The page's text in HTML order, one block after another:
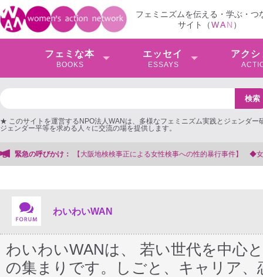
フェミニズムを伝える・学ぶ・つ
サイト（WAN ）
フェミな本
BOOKS
エッセイ
ESSAYS
アクシ
★ このサイトを運営するNPO法人WANは、多様なフェミニズム実践とジェンダー
ジェンダー平等を求める人々に交流の場を提供します。
緊急の呼びかけ：
事正による女性検事への性的暴行事件】 ◆女性検事を支援する会事務局
わいわいWAN
わいわいWANは、 若い世代を中心
の集まりです。しごと、キャリア